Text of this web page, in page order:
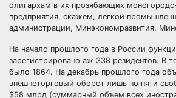
олигархам в их прозябающих
предприятия, скажем, легкой
администрации, Минэкономразвития,
На начало прошлого года в России
зарегистрировано аж 338 резидентов. В
было 1864. На декабрь прошлого года
внешнеторговый оборот лишь по пяти
$58 млрд (суммарный объем всех